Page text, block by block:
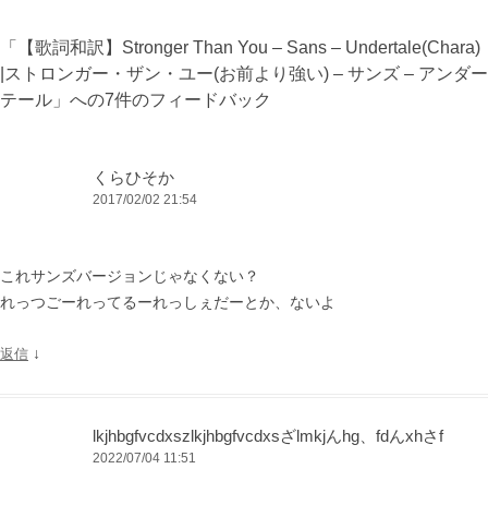
「
【歌詞和訳】Stronger Than You – Sans – Undertale(Chara)
|ストロンガー・ザン・ユー(お前より強い) – サンズ – アンダー
テール 」への7件のフィードバック
くらひそか
2017/02/02 21:54
これサンズバージョンじゃなくない？
れっつごーれってるーれっしぇだーとか、ないよ
返信 ↓
lkjhbgfvcdxszlkjhbgfvcdxsざlmkjんhg、fdんxhさf
2022/07/04 11:51